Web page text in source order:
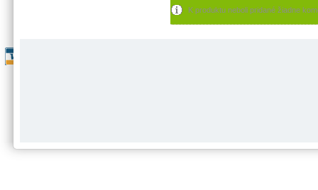
K produktu neboli pridané žiadne